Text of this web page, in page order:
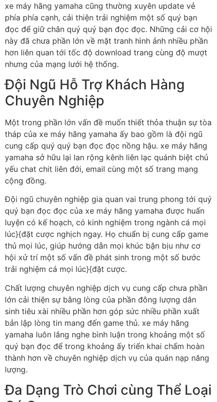
xe máy hãng yamaha cũng thường xuyên update vẻ
phía phía cạnh, cải thiện trải nghiệm một số quý bạn
đọc để giữ chân quý quý bạn đọc đọc. Những cải cơ hội
này đã chưa phần lớn về mặt tranh hình ảnh nhiều phần
hơn liên quan tới tốc độ download trang cùng độ mượt
nhưng của mạng lưới hệ thống.
Đội Ngũ Hỗ Trợ Khách Hàng
Chuyên Nghiệp
Một trong phần lớn vấn đề muốn thiết thỏa thuận sự tòa
tháp của xe máy hãng yamaha ấy bao gồm là đội ngũ
cung cấp quý quý bạn đọc đọc nồng hậu. xe máy hãng
yamaha sở hữu lại lan rộng kênh liên lạc quánh biệt chủ
yếu chat chit liên đới, email cùng một số trang mạng
cộng đồng.
Đội ngũ chuyên nghiệp gia quan vai trung phong tới quý
quý bạn đọc đọc của xe máy hãng yamaha được huấn
luyện có kế hoạch, có kinh nghiệm trong ngành cá mọi
lúc}{đặt cược nghịch ngay. Họ chuẩn bị cung cấp game
thủ mọi lúc, giúp hướng dẫn mọi khúc bận bịu như cơ
hội xử trí một số vấn đề phát sinh trong một số bước
trải nghiệm cá mọi lúc}{đặt cược.
Chất lượng chuyên nghiệp dịch vụ cung cấp chưa phần
lớn cải thiện sự bằng lòng của phần đông lượng dân
sinh tiêu xài nhiều phần hơn góp sức nhiều phần xuất
bản lập lòng tin mang đến game thủ. xe máy hãng
yamaha luôn lắng nghe bình luận trong khoảng một số
quý bạn đọc để trong khoảng ấy triển khai chấm hoàn
thành hơn về chuyên nghiệp dịch vụ của quán nạp năng
lượng.
Đa Dạng Trò Chơi cùng Thể Loại